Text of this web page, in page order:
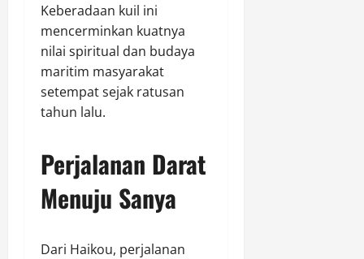
Keberadaan kuil ini
mencerminkan kuatnya
nilai spiritual dan budaya
maritim masyarakat
setempat sejak ratusan
tahun lalu.
Perjalanan Darat
Menuju Sanya
Dari Haikou, perjalanan